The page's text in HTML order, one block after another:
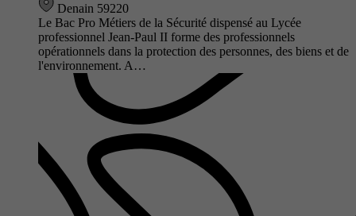
Denain 59220
Le Bac Pro Métiers de la Sécurité dispensé au Lycée
professionnel Jean-Paul II forme des professionnels
opérationnels dans la protection des personnes, des biens et de
l'environnement. A…